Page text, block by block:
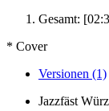
Gesamt:
* Cover
Versionen (1)
Jazzfäst